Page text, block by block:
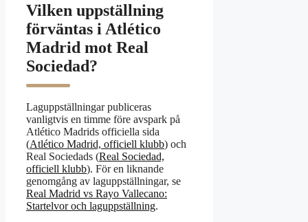
Vilken uppställning
förväntas i Atlético
Madrid mot Real
Sociedad?
Laguppställningar publiceras
vanligtvis en timme före avspark på
Atlético Madrids officiella sida
(Atlético Madrid, officiell klubb) och
Real Sociedads (Real Sociedad,
officiell klubb). För en liknande
genomgång av laguppställningar, se
Real Madrid vs Rayo Vallecano:
Startelvor och laguppställning.